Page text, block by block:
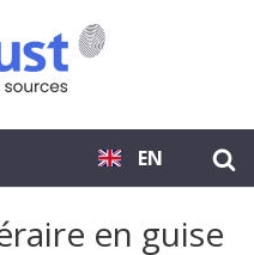
EN
en guise